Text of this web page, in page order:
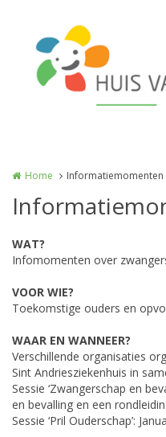
Home
WAT?
Infomomenten over
VOOR WIE?
Toekomstige ouders en
WAAR EN WANNEER?
Verschillende organisaties
Sint Andriesziekenhuis in
Sessie ‘Zwangerschap en
en bevalling en een
Sessie ‘Pril Ouderschap’: